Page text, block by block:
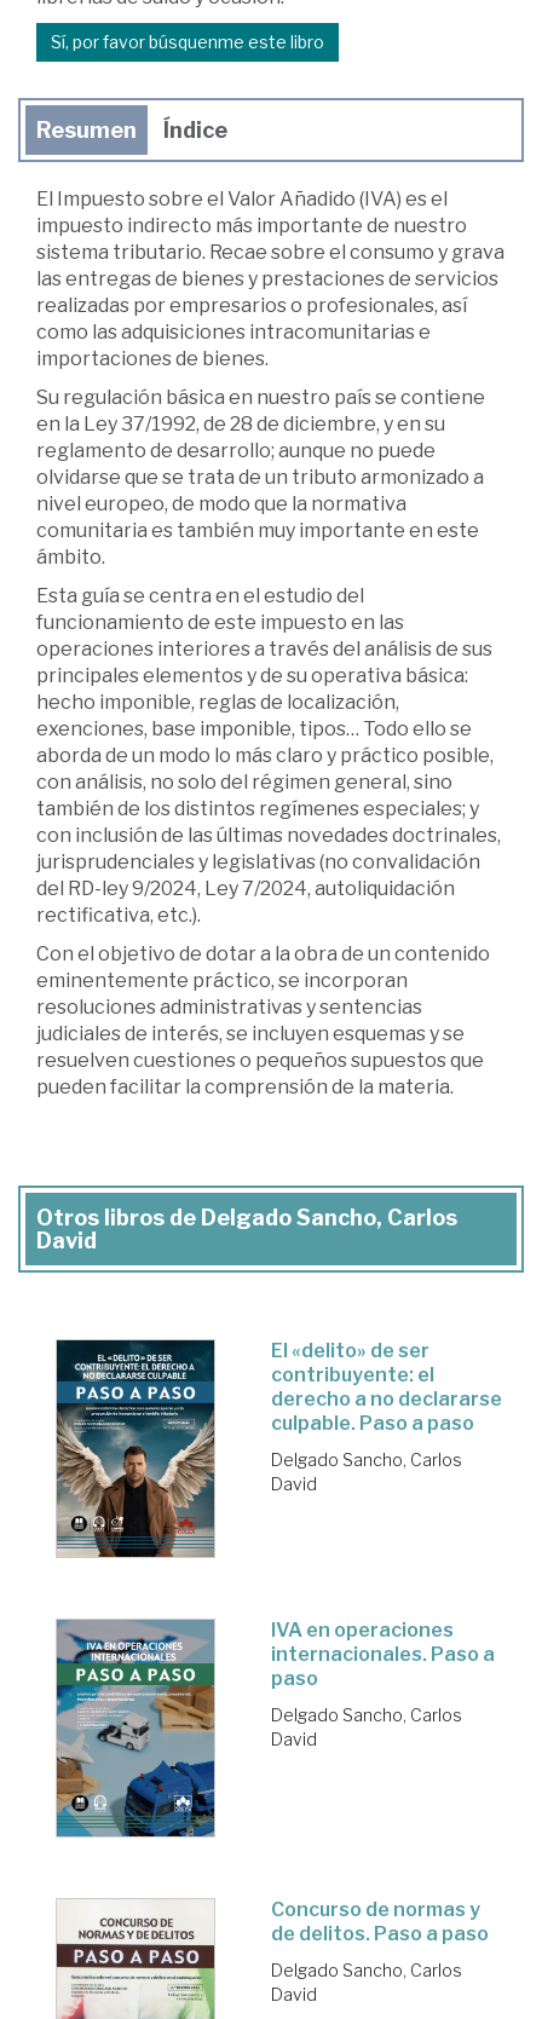
Sí, por favor búsquenme este libro
Resumen Índice
El Impuesto sobre el Valor Añadido (IVA) es el
impuesto indirecto más importante de nuestro
sistema tributario. Recae sobre el consumo y grava
las entregas de bienes y prestaciones de servicios
realizadas por empresarios o profesionales, así
como las adquisiciones intracomunitarias e
importaciones de bienes.
Su regulación básica en nuestro país se contiene
en la Ley 37/1992, de 28 de diciembre, y en su
reglamento de desarrollo; aunque no puede
olvidarse que se trata de un tributo armonizado a
nivel europeo, de modo que la normativa
comunitaria es también muy importante en este
ámbito.
Esta guía se centra en el estudio del
funcionamiento de este impuesto en las
operaciones interiores a través del análisis de sus
principales elementos y de su operativa básica:
hecho imponible, reglas de localización,
exenciones, base imponible, tipos… Todo ello se
aborda de un modo lo más claro y práctico posible,
con análisis, no solo del régimen general, sino
también de los distintos regímenes especiales; y
con inclusión de las últimas novedades doctrinales,
jurisprudenciales y legislativas (no convalidación
del RD-ley 9/2024, Ley 7/2024, autoliquidación
rectificativa, etc.).
Con el objetivo de dotar a la obra de un contenido
eminentemente práctico, se incorporan
resoluciones administrativas y sentencias
judiciales de interés, se incluyen esquemas y se
resuelven cuestiones o pequeños supuestos que
pueden facilitar la comprensión de la materia.
Otros libros de Delgado Sancho, Carlos
David
El «delito» de ser
contribuyente: el
derecho a no declararse
culpable. Paso a paso
Delgado Sancho, Carlos
David
IVA en operaciones
internacionales. Paso a
paso
Delgado Sancho, Carlos
David
Concurso de normas y
de delitos. Paso a paso
Delgado Sancho, Carlos
David